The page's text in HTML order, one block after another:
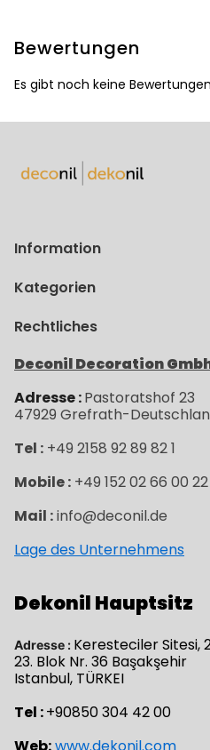
Bewertungen
Es gibt noch keine
Information
Kategorien
Rechtliches
Deconil Decoration
Adresse :Pastoratshof 23
47929 Grefrath-
Tel : +49 2158 92 89 82 1
Mobile : +49 152 02 66 00 22
Mail :info@deconil.de
Lage des Unternehmens
Dekonil Hauptsitz
Adresse : Keresteciler Sitesi,
23. Blok Nr. 36 Başakşehir
Istanbul, TÜRKEI
Tel :+90850 304 42 00